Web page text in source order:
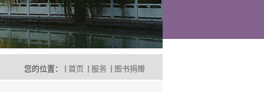
您的位置： 首页 服务 图书捐赠